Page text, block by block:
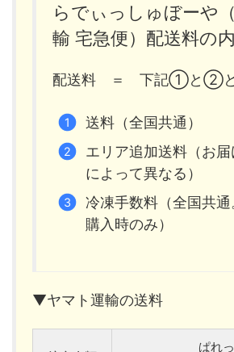
らでぃっしゅぼーや
輸 宅急便）配送料の
配送料 ＝ 下記①と②
送料（全国共通）
エリア追加送料（お
によって異なる）
冷凍手数料（全国共
購入時のみ）
▼ヤマト運輸の送料
ぱれ